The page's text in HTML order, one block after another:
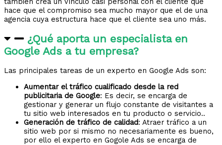
hace que el compromiso sea mucho mayor que el de una
agencia cuya estructura hace que el cliente sea uno más.
¿Qué aporta un especialista en
Google Ads a tu empresa?
Las principales tareas de un experto en Google Ads son:
Aumentar el tráfico cualificado desde la red
publicitaria de Google: Es decir, se encarga de
gestionar y generar un flujo constante de visitantes a
tu sitio web interesados en tu producto o servicio..
Generación de tráfico de calidad: Atraer tráfico a un
sitio web por si mismo no necesariamente es bueno,
por ello el experto en Gogole Ads se encarga de